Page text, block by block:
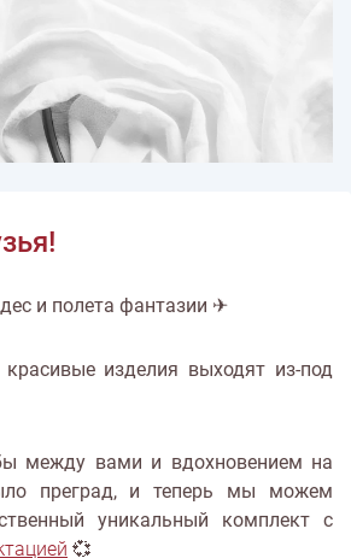
и полета фантазии ✈
красивые изделия выходят из-под
между вами и вдохновением на
преград, и теперь мы можем
уникальный комплект с
💞